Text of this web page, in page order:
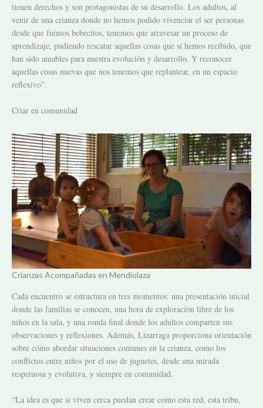
tienen derechos y son protagonistas de su desarrollo. Los adultos, al
venir de una crianza donde no hemos podido vivenciar el ser personas
desde que fuimos bebecitos, tenemos que atravesar un proceso de
aprendizaje, pudiendo rescatar aquellas cosas que sí hemos recibido, que
han sido amables para nuestra evolución y desarrollo. Y reconocer
aquellas cosas nuevas que nos tenemos que replantear, en un espacio
reflexivo”.
Criar en comunidad
Crianzas Acompañadas en Mendiolaza
Cada encuentro se estructura en tres momentos: una presentación inicial
donde las familias se conocen, una hora de exploración libre de los
niños en la sala, y una ronda final donde los adultos comparten sus
observaciones y reflexiones. Además, Lizarraga proporciona orientación
sobre cómo abordar situaciones comunes en la crianza, como los
conflictos entre niños por el uso de juguetes, desde una mirada
respetuosa y evolutiva, y siempre en comunidad.
“La idea es que si viven cerca puedan crear como esta red, esta tribu,